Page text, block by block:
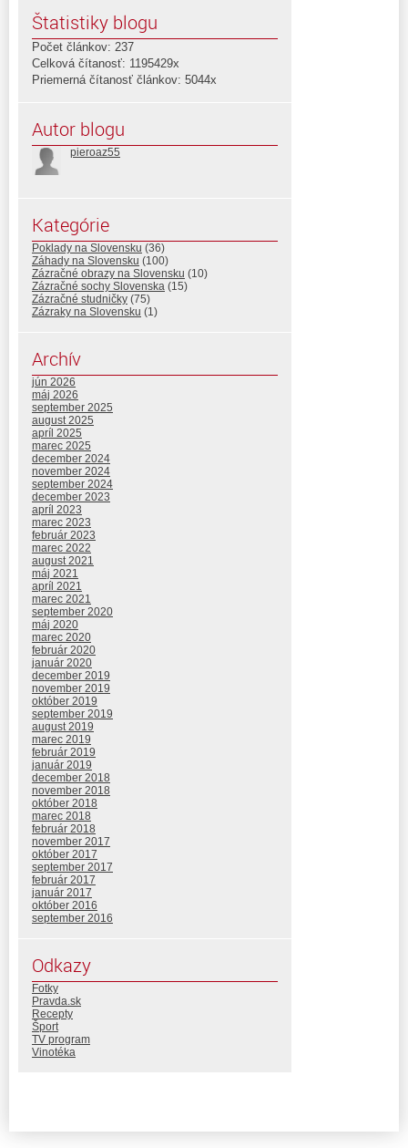
Štatistiky blogu
Počet článkov: 237
Celková čítanosť: 1195429x
Priemerná čítanosť článkov: 5044x
Autor blogu
pieroaz55
Kategórie
Poklady na Slovensku (36)
Záhady na Slovensku (100)
Zázračné obrazy na Slovensku (10)
Zázračné sochy Slovenska (15)
Zázračné studničky (75)
Zázraky na Slovensku (1)
Archív
jún 2026
máj 2026
september 2025
august 2025
apríl 2025
marec 2025
december 2024
november 2024
september 2024
december 2023
apríl 2023
marec 2023
február 2023
marec 2022
august 2021
máj 2021
apríl 2021
marec 2021
september 2020
máj 2020
marec 2020
február 2020
január 2020
december 2019
november 2019
október 2019
september 2019
august 2019
marec 2019
február 2019
január 2019
december 2018
november 2018
október 2018
marec 2018
február 2018
november 2017
október 2017
september 2017
február 2017
január 2017
október 2016
september 2016
Odkazy
Fotky
Pravda.sk
Recepty
Šport
TV program
Vinotéka